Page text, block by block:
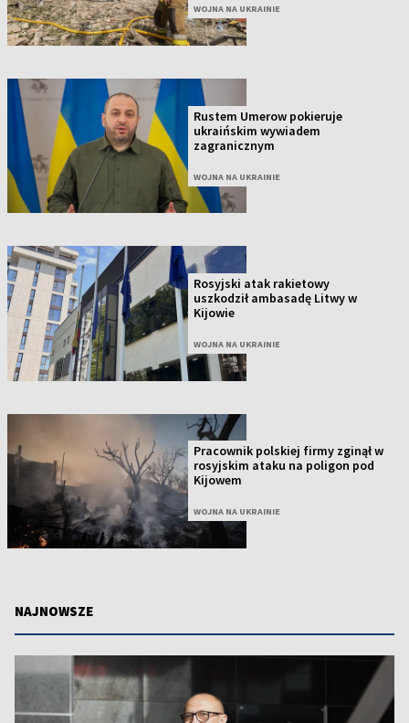
WOJNA NA UKRAINIE
Rustem Umerow pokieruje
ukraińskim wywiadem
zagranicznym
WOJNA NA UKRAINIE
Rosyjski atak rakietowy
uszkodził ambasadę Litwy w
Kijowie
WOJNA NA UKRAINIE
Pracownik polskiej firmy zginął w
rosyjskim ataku na poligon pod
Kijowem
WOJNA NA UKRAINIE
NAJNOWSZE